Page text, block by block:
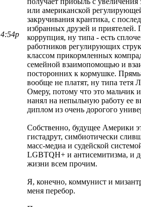
4:54p
или американской
закручивания крантика, с
избранных друзей и приятелей.
коррупция, ну типа - есть
работников регулирующих
классом прикормленных
семейной взаимопомощью и
посторонних к кормушке.
вообще не платят, ну типа тетя
Омеру, потому что это мальчик
нанял на непыльную работу ее
диплом из очень дорогого
Собственно, будущее Америки
гистадрут, симбиотически
масс-медиа и судейской
LGBTQH+ и антисемитизма, и
жизни всем прочим.
Я, конечно, коммунист и
меня перебор.